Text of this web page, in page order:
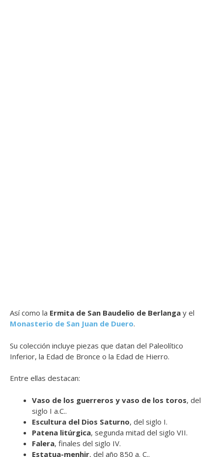
Así como la Ermita de San Baudelio de Berlanga y el
Monasterio de San Juan de Duero.
Su colección incluye piezas que datan del Paleolítico
Inferior, la Edad de Bronce o la Edad de Hierro.
Entre ellas destacan:
Vaso de los guerreros y vaso de los toros, del
siglo I a.C..
Escultura del Dios Saturno, del siglo I.
Patena litúrgica, segunda mitad del siglo VII.
Falera, finales del siglo IV.
Estatua-menhir, del año 850 a. C..